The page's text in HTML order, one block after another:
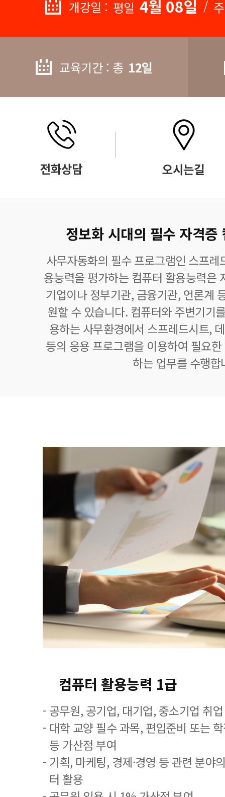
개강일 : 평일 4월 08일 /
교육기간 : 총 12일
정보화 시대의 필수 자격증
사무자동화의 필수 프로그램인 스프
용능력을 평가하는 컴퓨터 활용능력은
기업이나 정부기관, 금융기관, 언론계
원할 수 있습니다. 컴퓨터와 주변기기
용하는 사무환경에서 스프레드시트,
등의 응용 프로그램을 이용하여 필요
하는 업무를 수행합
컴퓨터 활용능력 1급
- 공무원, 공기업, 대기업, 중소기업 취
- 대학 교양 필수 과목, 편입준비 또는
등 가산점 부여
- 기획, 마케팅, 경제·경영 등 관련 분야
터 활용